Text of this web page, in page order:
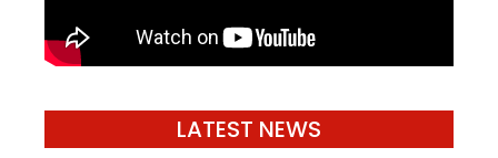
LATEST NEWS